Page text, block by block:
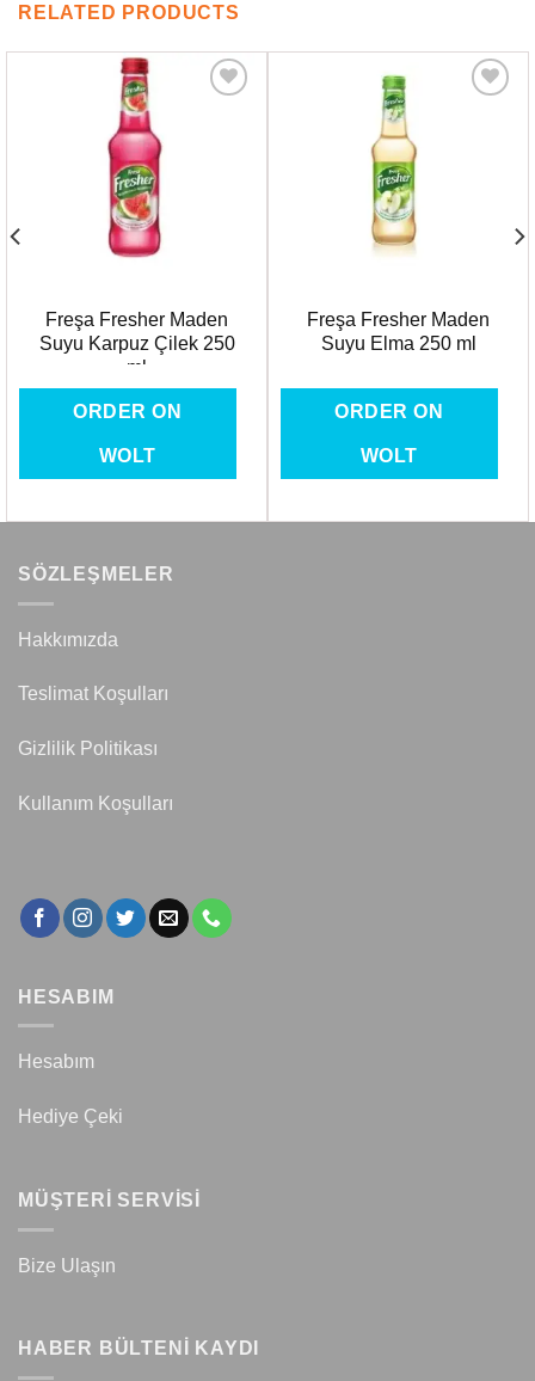
RELATED PRODUCTS
Freşa Fresher Maden
Suyu Karpuz Çilek 250
ml
ORDER ON
WOLT
Freşa Fresher Maden
Suyu Elma 250 ml
ORDER ON
WOLT
SÖZLEŞMELER
Hakkımızda
Teslimat Koşulları
Gizlilik Politikası
Kullanım Koşulları
HESABIM
Hesabım
Hediye Çeki
MÜŞTERİ SERVİSİ
Bize Ulaşın
HABER BÜLTENİ KAYDI